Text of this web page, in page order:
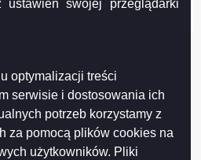
ustawień swojej przeglądarki
optymalizacji treści
serwisie i dostosowania ich
potrzeb korzystamy z
za pomocą plików cookies na
użytkowników. Pliki